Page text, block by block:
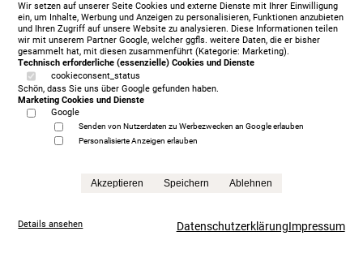
Anfrage
Wir setzen auf unserer Seite Cookies und externe Dienste mit Ihrer Einwilligung
ein, um Inhalte, Werbung und Anzeigen zu personalisieren, Funktionen anzubieten
und Ihren Zugriff auf unsere Website zu analysieren. Diese Informationen teilen
wir mit unserem Partner Google, welcher ggfls. weitere Daten, die er bisher
gesammelt hat, mit diesen zusammenführt (Kategorie: Marketing).
Technisch erforderliche (essenzielle) Cookies und Dienste
cookieconsent_status
Schön, dass Sie uns über Google gefunden haben.
Marketing Cookies und Dienste
Google
Senden von Nutzerdaten zu Werbezwecken an Google erlauben
Personalisierte Anzeigen erlauben
Akzeptieren Speichern Ablehnen
Details ansehen DatenschutzerklärungImpressum